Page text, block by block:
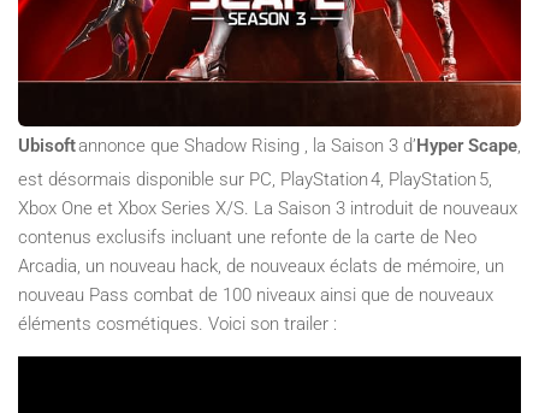
Ubisoftannonce que Shadow Rising , la Saison 3 d’Hyper Scape,
est désormais disponible sur PC, PlayStation4, PlayStation 5,
Xbox One et Xbox Series X/S. La Saison 3 introduit de nouveaux
contenus exclusifs incluant une refonte de la carte de Neo
Arcadia, un nouveau hack, de nouveaux éclats de mémoire, un
nouveau Pass combat de 100 niveaux ainsi que de nouveaux
éléments cosmétiques. Voici son trailer :